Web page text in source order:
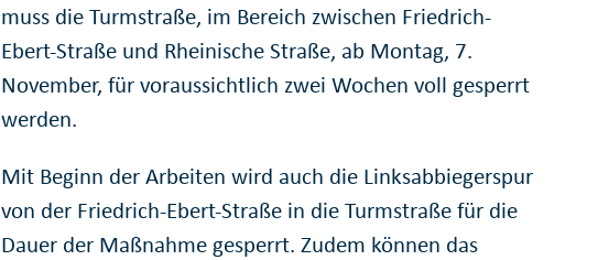
muss die Turmstraße, im Bereich zwischen Friedrich-
Ebert-Straße und Rheinische Straße, ab Montag, 7.
November, für voraussichtlich zwei Wochen voll gesperrt
werden.
Mit Beginn der Arbeiten wird auch die Linksabbiegerspur
von der Friedrich-Ebert-Straße in die Turmstraße für die
Dauer der Maßnahme gesperrt. Zudem können das